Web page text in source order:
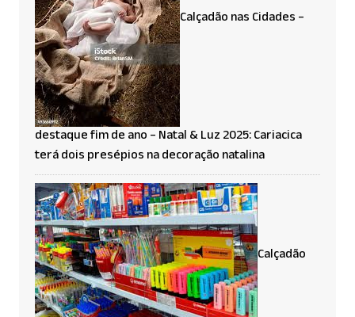
Calçadão nas Cidades –
destaque fim de ano – Natal & Luz 2025: Cariacica
terá dois presépios na decoração natalina
Calçadão